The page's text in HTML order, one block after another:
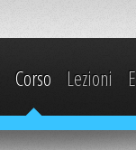
Corso Lezioni